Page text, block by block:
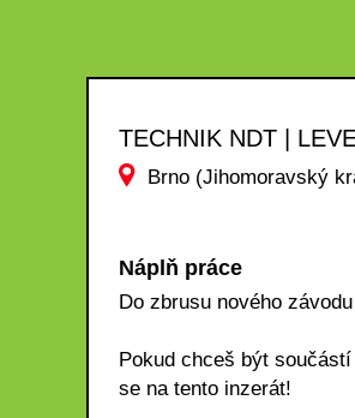
TECHNIK NDT |
Brno (Jihomoravský
Náplň práce
Do zbrusu nového
Pokud chceš být
se na tento inzerát!